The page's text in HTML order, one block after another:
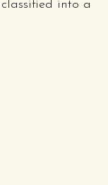
into a